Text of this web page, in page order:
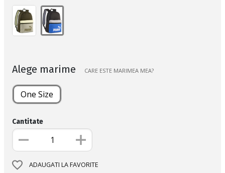
Alege marime CARE ESTE MARIMEA MEA?
One Size
Cantitate
ADAUGATI LA FAVORITE